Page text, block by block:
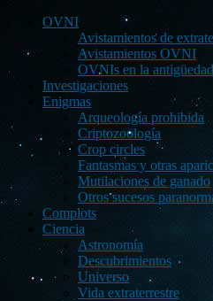
OVNI
Avistamientos de
Avistamientos OVNI
OVNIs en la antigüedad
Investigaciones
Enigmas
Arqueología prohibida
Criptozoología
Crop circles
Fantasmas y otras
Mutilaciones de ganado
Otros sucesos
Complots
Ciencia
Astronomía
Descubrimientos
Universo
Vida extraterrestre